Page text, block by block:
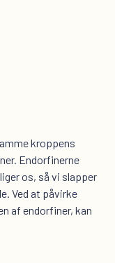
kroppens
Endorfinerne
os, så vi slapper
Ved at påvirke
af endorfiner, kan